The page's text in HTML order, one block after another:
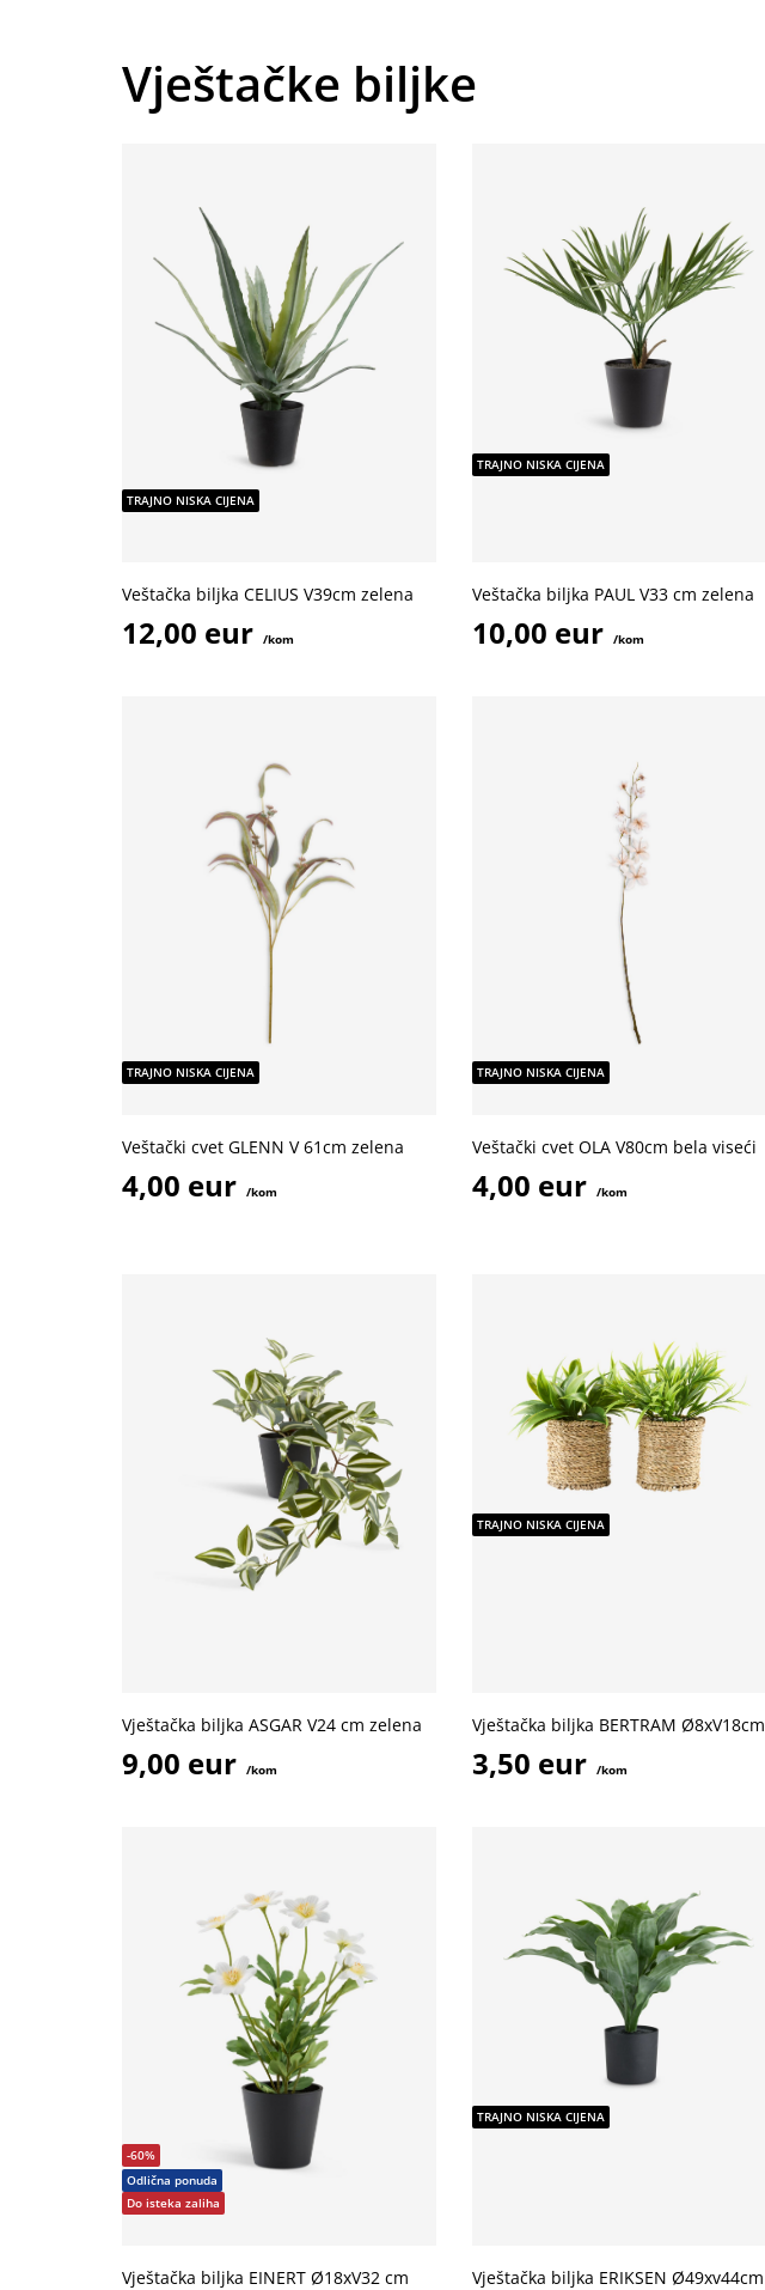
Vještačke biljke
TRAJNO NISKA CIJENA
Veštačka biljka CELIUS V39cm zelena
12,00 eur /kom
TRAJNO NISKA CIJENA
Veštačka biljka PAUL V33 cm zelena
10,00 eur /kom
TRAJNO NISKA CIJENA
Veštački cvet GLENN V 61cm zelena
4,00 eur /kom
TRAJNO NISKA CIJENA
Veštački cvet OLA V80cm bela viseći
4,00 eur /kom
Vještačka biljka ASGAR V24 cm zelena
9,00 eur /kom
TRAJNO NISKA CIJENA
Vještačka biljka BERTRAM Ø8xV18cm
3,50 eur /kom
-60%
Odlična ponuda
Do isteka zaliha
Vještačka biljka EINERT Ø18xV32 cm
TRAJNO NISKA CIJENA
Vještačka biljka ERIKSEN Ø49xv44cm